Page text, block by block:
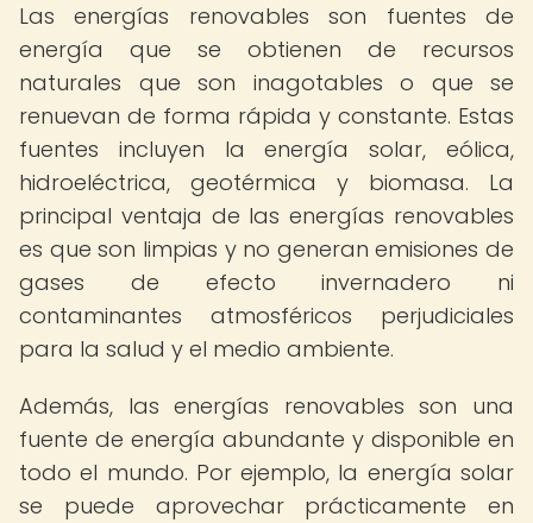
Las energías renovables son fuentes de
energía que se obtienen de recursos
naturales que son inagotables o que se
renuevan de forma rápida y constante. Estas
fuentes incluyen la energía solar, eólica,
hidroeléctrica, geotérmica y biomasa. La
principal ventaja de las energías renovables
es que son limpias y no generan emisiones de
gases de efecto invernadero ni
contaminantes atmosféricos perjudiciales
para la salud y el medio ambiente.
Además, las energías renovables son una
fuente de energía abundante y disponible en
todo el mundo. Por ejemplo, la energía solar
se puede aprovechar prácticamente en